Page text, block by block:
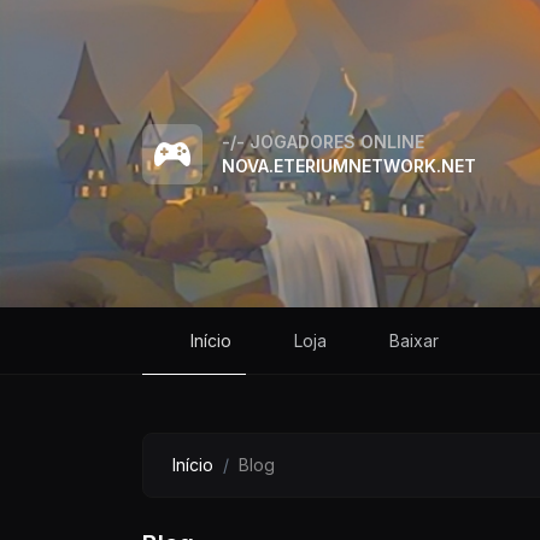
-/- JOGADORES ONLINE
NOVA.ETERIUMNETWORK.NET
Início Loja Baixar
Início Blog